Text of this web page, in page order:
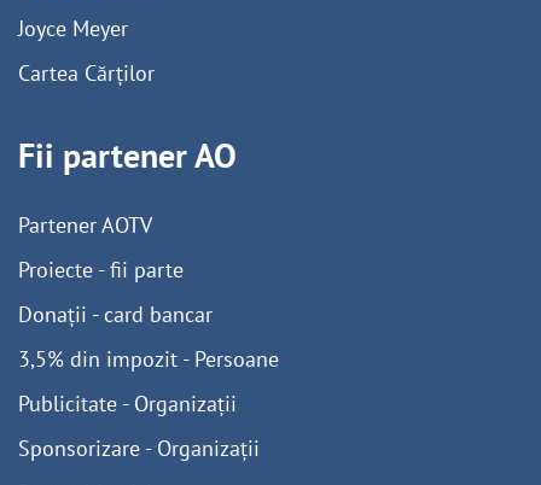
Joyce Meyer
Cartea Cărților
Fii partener AO
Partener AOTV
Proiecte - fii parte
Donații - card bancar
3,5% din impozit - Persoane
Publicitate - Organizații
Sponsorizare - Organizații